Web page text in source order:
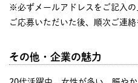
※必ずメールアドレスをご記入の
ご応募いただいた後、順次ご連絡
その他・企業の魅力